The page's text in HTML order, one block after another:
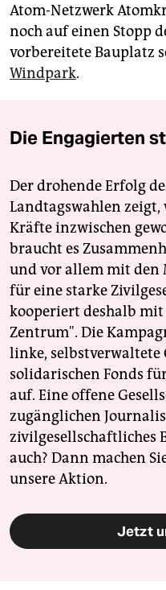
Atom-Netzwerk
noch auf einen Stopp
vorbereitete Bauplatz
Windpark.
Die Engagierten
Der drohende Erfolg
Landtagswahlen
Kräfte inzwischen
braucht es
und vor allem mit den
für eine starke
kooperiert deshalb
Zentrum". Die
linke,
solidarischen Fonds
auf. Eine offene
zugänglichen
zivilgesellschaftliches
auch? Dann machen
unsere Aktion.
Jetzt